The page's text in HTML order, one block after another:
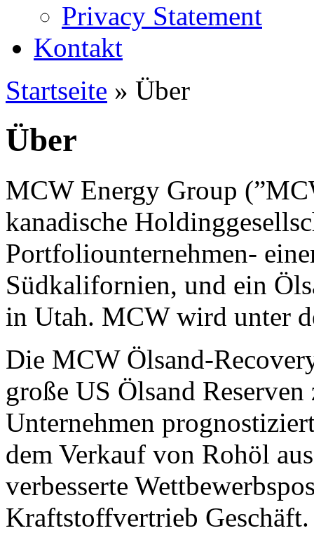
Privacy Statement
Kontakt
Startseite » Über
Über
MCW Energy Group
kanadische
Portfoliounternehmen-
Südkalifornien, und ein
in Utah. MCW wird unter
Die MCW Ölsand-
große US Ölsand
Unternehmen
dem Verkauf von Rohöl
verbesserte
Kraftstoffvertrieb Geschäft.